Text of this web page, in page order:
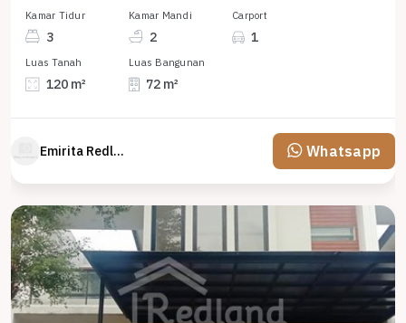
Kamar Tidur
3
Kamar Mandi
2
Carport
1
Luas Tanah
120 m²
Luas Bangunan
72 m²
Emirita Redland Whatsapp